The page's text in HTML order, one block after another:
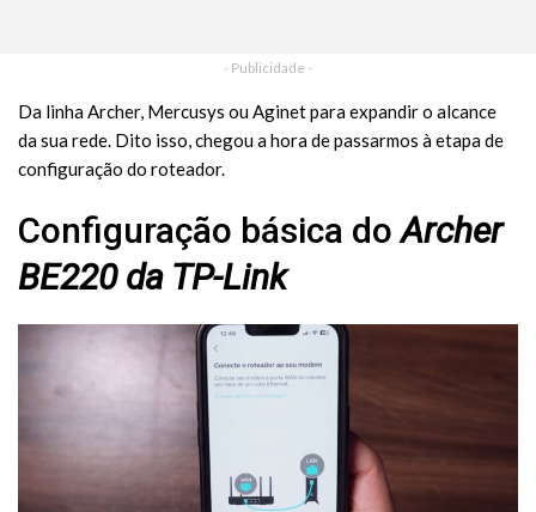
- Publicidade -
Da linha Archer, Mercusys ou Aginet para expandir o alcance
da sua rede. Dito isso, chegou a hora de passarmos à etapa de
configuração do roteador.
Configuração básica do Archer
BE220 da TP-Link